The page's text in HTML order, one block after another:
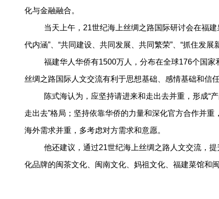
化与金融融合。
当天上午，21世纪海上丝绸之路国际研讨会在福
代内涵”、“共同建设、共同发展、共同繁荣”、“抓住发
福建华人华侨有1500万人，分布在全球176个国
丝绸之路国际人文交流有利于思想基础、感情基础和信
陈式海认为，应坚持请进来和走出去并重，形成“
走出去”格局；坚持依靠华侨的力量和深化官方合作并
海外需求并重，多考虑对方需求和意愿。
他还建议，通过21世纪海上丝绸之路人文交流，
化品牌的闽茶文化、闽南文化、妈祖文化、福建菜馆和